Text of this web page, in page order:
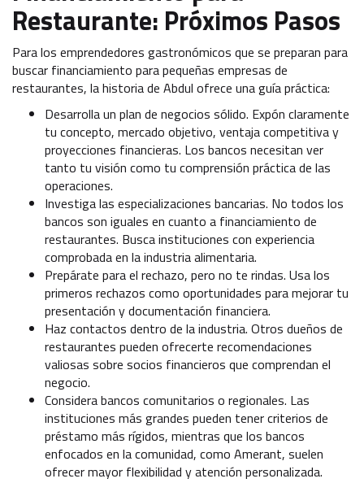
Restaurante: Próximos Pasos
Para los emprendedores gastronómicos que se preparan para
buscar financiamiento para pequeñas empresas de
restaurantes, la historia de Abdul ofrece una guía práctica:
Desarrolla un plan de negocios sólido. Expón claramente
tu concepto, mercado objetivo, ventaja competitiva y
proyecciones financieras. Los bancos necesitan ver
tanto tu visión como tu comprensión práctica de las
operaciones.
Investiga las especializaciones bancarias. No todos los
bancos son iguales en cuanto a financiamiento de
restaurantes. Busca instituciones con experiencia
comprobada en la industria alimentaria.
Prepárate para el rechazo, pero no te rindas. Usa los
primeros rechazos como oportunidades para mejorar tu
presentación y documentación financiera.
Haz contactos dentro de la industria. Otros dueños de
restaurantes pueden ofrecerte recomendaciones
valiosas sobre socios financieros que comprendan el
negocio.
Considera bancos comunitarios o regionales. Las
instituciones más grandes pueden tener criterios de
préstamo más rígidos, mientras que los bancos
enfocados en la comunidad, como Amerant, suelen
ofrecer mayor flexibilidad y atención personalizada.